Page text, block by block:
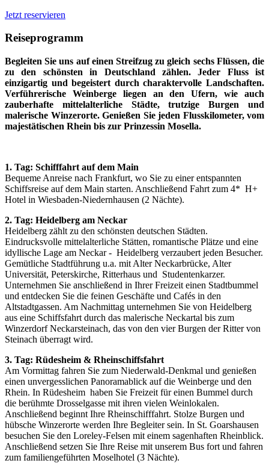
Jetzt reservieren
Reiseprogramm
Begleiten Sie uns auf einen Streifzug zu gleich sechs Flüssen, die
zu den schönsten in Deutschland zählen. Jeder Fluss ist
einzigartig und begeistert durch charaktervolle Landschaften.
Verführerische Weinberge liegen an den Ufern, wie auch
zauberhafte mittelalterliche Städte, trutzige Burgen und
malerische Winzerorte. Genießen Sie jeden Flusskilometer, vom
majestätischen Rhein bis zur Prinzessin Mosella.
1. Tag: Schifffahrt auf dem Main
Bequeme Anreise nach Frankfurt, wo Sie zu einer entspannten
Schiffsreise auf dem Main starten. Anschließend Fahrt zum 4* H+
Hotel in Wiesbaden-Niedernhausen (2 Nächte).
2. Tag: Heidelberg am Neckar
Heidelberg zählt zu den schönsten deutschen Städten.
Eindrucksvolle mittelalterliche Stätten, romantische Plätze und eine
idyllische Lage am Neckar - Heidelberg verzaubert jeden Besucher.
Gemütliche Stadtführung u.a. mit Alter Neckarbrücke, Alter
Universität, Peterskirche, Ritterhaus und Studentenkarzer.
Unternehmen Sie anschließend in Ihrer Freizeit einen Stadtbummel
und entdecken Sie die feinen Geschäfte und Cafés in den
Altstadtgassen. Am Nachmittag unternehmen Sie von Heidelberg
aus eine Schiffsfahrt durch das malerische Neckartal bis zum
Winzerdorf Neckarsteinach, das von den vier Burgen der Ritter von
Steinach überragt wird.
3. Tag: Rüdesheim & Rheinschiffsfahrt
Am Vormittag fahren Sie zum Niederwald-Denkmal und genießen
einen unvergesslichen Panoramablick auf die Weinberge und den
Rhein. In Rüdesheim haben Sie Freizeit für einen Bummel durch
die berühmte Drosselgasse mit ihren vielen Weinlokalen.
Anschließend beginnt Ihre Rheinschifffahrt. Stolze Burgen und
hübsche Winzerorte werden Ihre Begleiter sein. In St. Goarshausen
besuchen Sie den Loreley-Felsen mit einem sagenhaften Rheinblick.
Anschließend setzen Sie Ihre Reise mit unserem Bus fort und fahren
zum familiengeführten Moselhotel (3 Nächte).